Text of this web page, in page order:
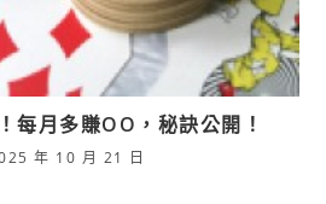
每月多賺OO，秘訣公開！
年 10 月 21 日